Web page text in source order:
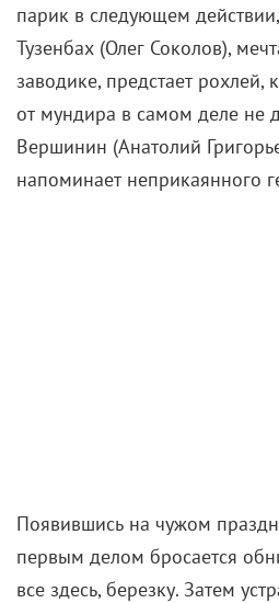
парик в следующем
Тузенбах (Олег Соколов),
заводике, предстает рохлей,
от мундира в самом деле не
Вершинин (Анатолий
напоминает неприкаянного
Появившись на чужом
первым делом бросается
все здесь, березку. Затем